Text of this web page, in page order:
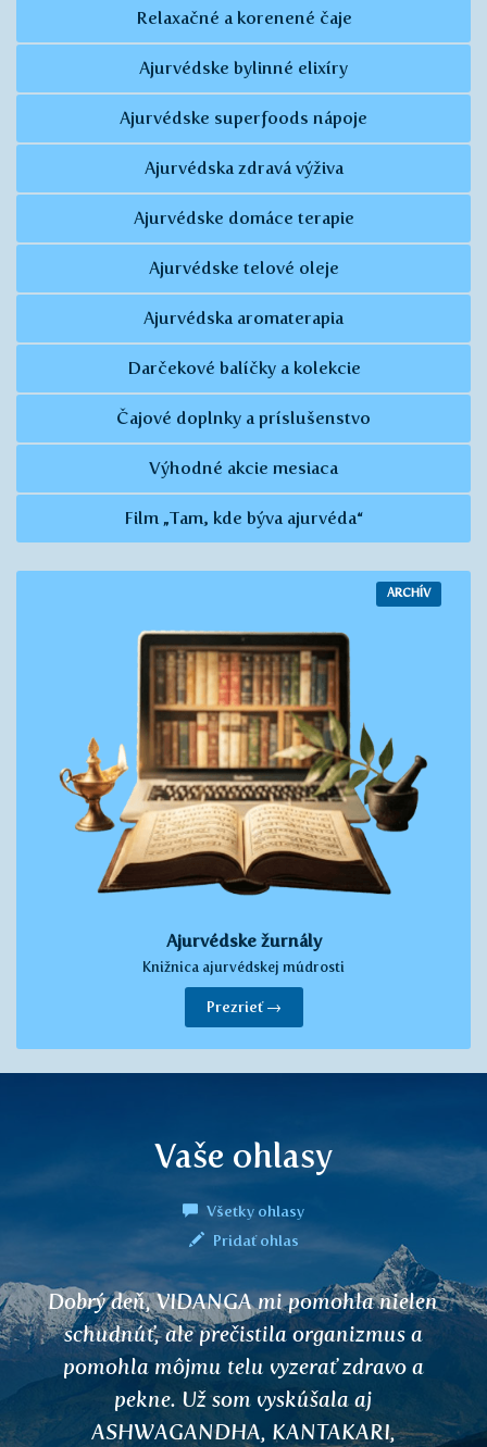
Relaxačné a korenené čaje
Ajurvédske bylinné elixíry
Ajurvédske superfoods nápoje
Ajurvédska zdravá výživa
Ajurvédske domáce terapie
Ajurvédske telové oleje
Ajurvédska aromaterapia
Darčekové balíčky a kolekcie
Čajové doplnky a príslušenstvo
Výhodné akcie mesiaca
Film „Tam, kde býva ajurvéda“
ARCHÍV
Ajurvédske žurnály
Knižnica ajurvédskej múdrosti
Prezrieť →
Vaše ohlasy
Všetky ohlasy
Pridať ohlas
Dobrý deň, VIDANGA mi pomohla nielen
schudnúť, ale prečistila organizmus a
pomohla môjmu telu vyzerať zdravo a
pekne. Už som vyskúšala aj
ASHWAGANDHA, KANTAKARI,